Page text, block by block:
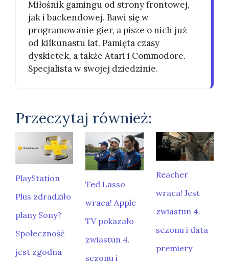
Miłośnik gamingu od strony frontowej,
jak i backendowej. Bawi się w
programowanie gier, a pisze o nich już
od kilkunastu lat. Pamięta czasy
dyskietek, a także Atari i Commodore.
Specjalista w swojej dziedzinie.
Przeczytaj również:
PlayStation
Plus zdradziło
plany Sony?
Społeczność
jest zgodna
Ted Lasso
wraca! Apple
TV pokazało
zwiastun 4.
sezonu i
Reacher
wraca! Jest
zwiastun 4.
sezonu i data
premiery